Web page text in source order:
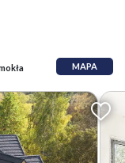
MAPA